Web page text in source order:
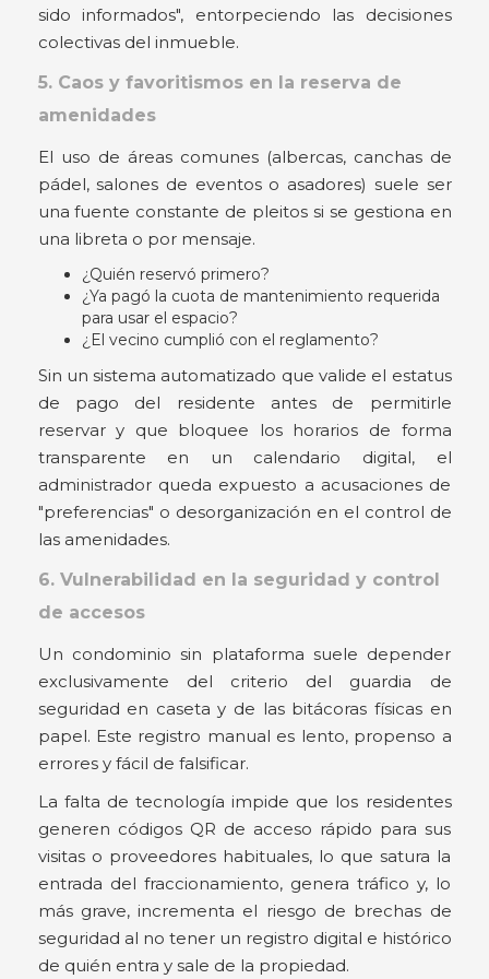
sido informados", entorpeciendo las decisiones
colectivas del inmueble.
5. Caos y favoritismos en la reserva de
amenidades
El uso de áreas comunes (albercas, canchas de
pádel, salones de eventos o asadores) suele ser
una fuente constante de pleitos si se gestiona en
una libreta o por mensaje.
¿Quién reservó primero?
¿Ya pagó la cuota de mantenimiento requerida
para usar el espacio?
¿El vecino cumplió con el reglamento?
Sin un sistema automatizado que valide el estatus
de pago del residente antes de permitirle
reservar y que bloquee los horarios de forma
transparente en un calendario digital, el
administrador queda expuesto a acusaciones de
"preferencias" o desorganización en el control de
las amenidades.
6. Vulnerabilidad en la seguridad y control
de accesos
Un condominio sin plataforma suele depender
exclusivamente del criterio del guardia de
seguridad en caseta y de las bitácoras físicas en
papel. Este registro manual es lento, propenso a
errores y fácil de falsificar.
La falta de tecnología impide que los residentes
generen códigos QR de acceso rápido para sus
visitas o proveedores habituales, lo que satura la
entrada del fraccionamiento, genera tráfico y, lo
más grave, incrementa el riesgo de brechas de
seguridad al no tener un registro digital e histórico
de quién entra y sale de la propiedad.